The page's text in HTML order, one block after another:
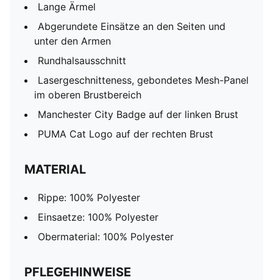
Lange Ärmel
Abgerundete Einsätze an den Seiten und
unter den Armen
Rundhalsausschnitt
Lasergeschnitteness, gebondetes Mesh-Panel
im oberen Brustbereich
Manchester City Badge auf der linken Brust
PUMA Cat Logo auf der rechten Brust
MATERIAL
Rippe: 100% Polyester
Einsaetze: 100% Polyester
Obermaterial: 100% Polyester
PFLEGEHINWEISE